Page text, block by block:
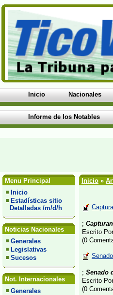
Inicio Nacionales
Informe de los Notables
Menu Principal
Inicio
Estadísticas sitio
Detalladas /m/d/h
Noticias Nacionales
Generales
Legislativas
Sucesos
Not. Internacionales
Generales
Inicio »
;
Escrito
(0
; Senado
Escrito
(0